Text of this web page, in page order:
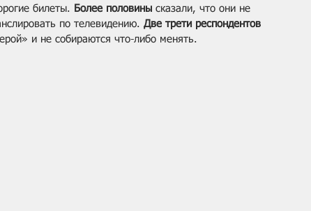
билеты.
Более половины сказали, что они не
по телевидению. Две трети респондентов
и не собираются что-либо менять.